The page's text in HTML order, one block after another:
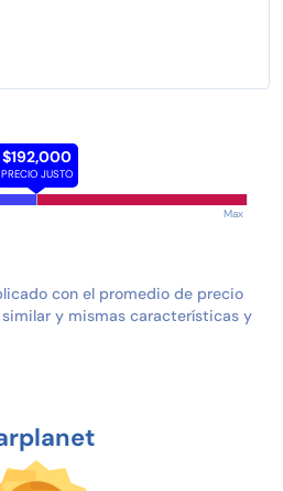
$192,000
PRECIO JUSTO
Max
con el promedio de precio
y mismas características y